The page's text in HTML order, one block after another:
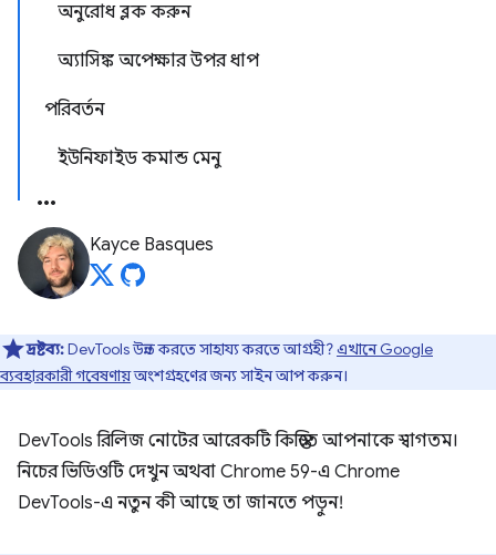
অনুরোধ ব্লক করুন
অ্যাসিঙ্ক অপেক্ষার উপর ধাপ
পরিবর্তন
ইউনিফাইড কমান্ড মেনু
Kayce Basques
দ্রষ্টব্য:DevTools উন্নত করতে সাহায্য করতে আগ্রহী?এখানে Google
ব্যবহারকারী গবেষণায়অংশগ্রহণের জন্য সাইন আপ করুন।
DevTools রিলিজ নোটের আরেকটি কিস্তিতে আপনাকে স্বাগতম।
নিচের ভিডিওটি দেখুন অথবা Chrome 59-এ Chrome
DevTools-এ নতুন কী আছে তা জানতে পড়ুন!